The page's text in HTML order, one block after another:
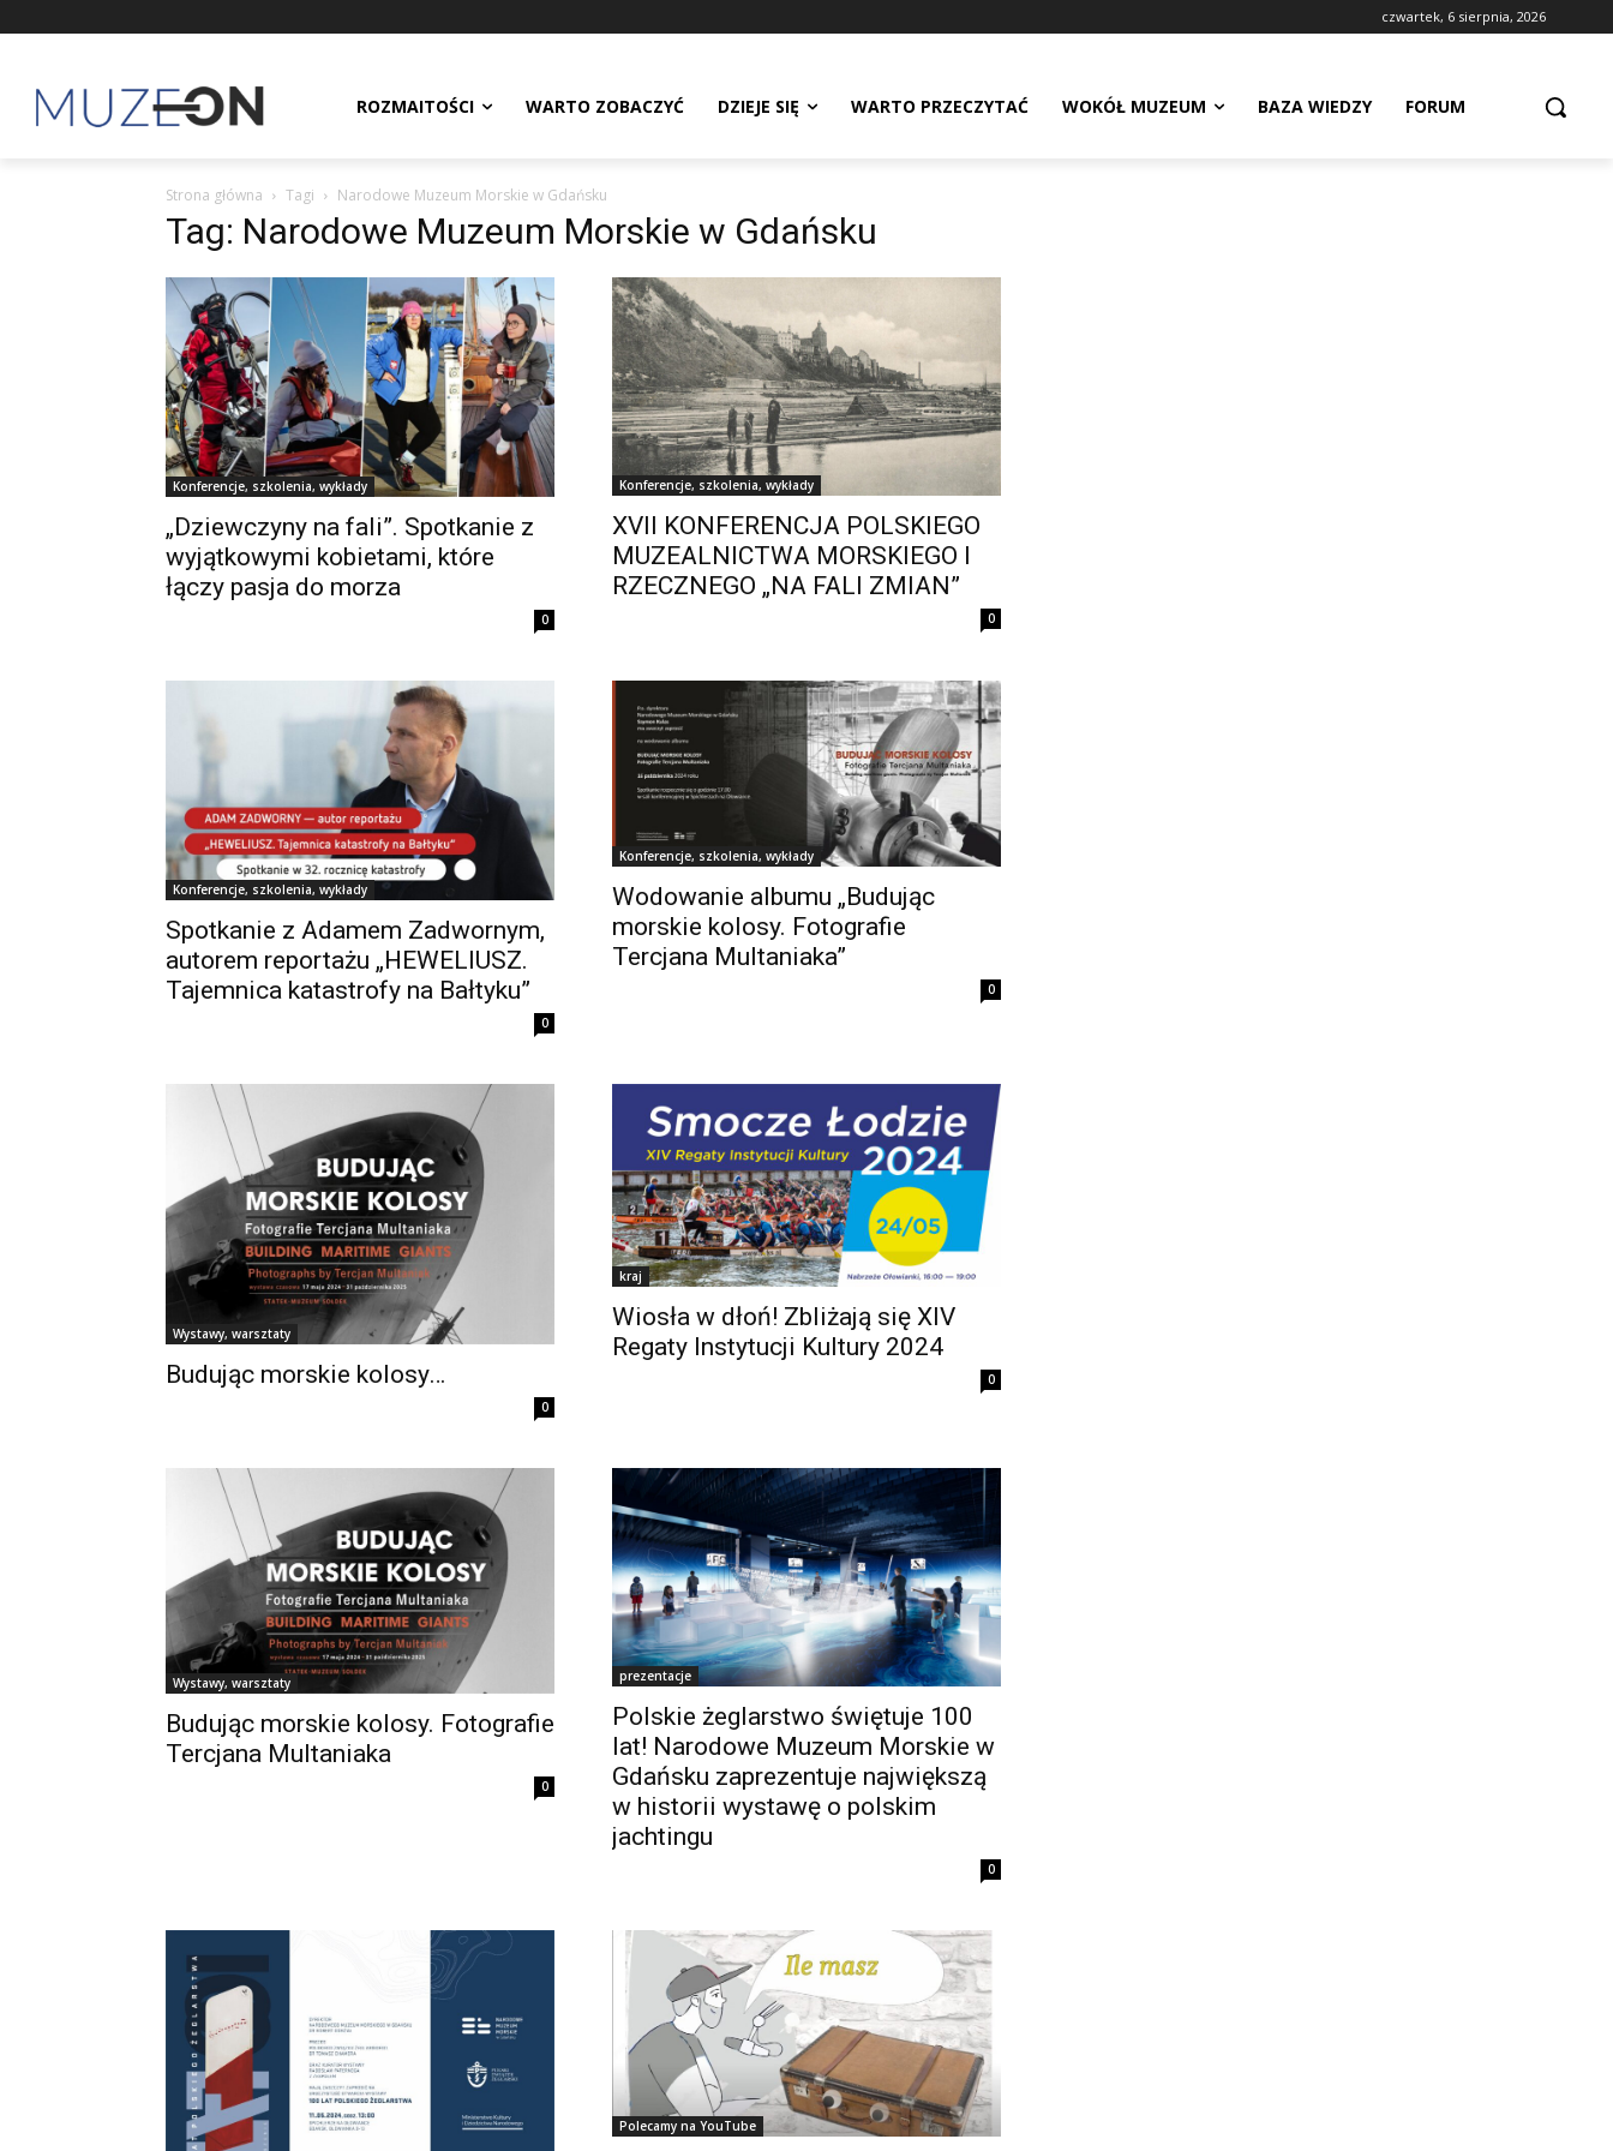
czwartek, 6 sierpnia, 2026
ROZMAITOŚCI WARTO ZOBACZYĆ DZIEJE SIĘ WARTO PRZECZYTAĆ WOKÓŁ MUZEUM BAZA WIEDZY FORUM
Strona główna Tagi Narodowe Muzeum Morskie w Gdańsku
Tag: Narodowe Muzeum Morskie w Gdańsku
Konferencje, szkolenia, wykłady
„Dziewczyny na fali”. Spotkanie z
wyjątkowymi kobietami, które
łączy pasja do morza
0
Konferencje, szkolenia, wykłady
XVII KONFERENCJA POLSKIEGO
MUZEALNICTWA MORSKIEGO I
RZECZNEGO „NA FALI ZMIAN”
0
Konferencje, szkolenia, wykłady
Spotkanie z Adamem Zadwornym,
autorem reportażu „HEWELIUSZ.
Tajemnica katastrofy na Bałtyku”
0
Konferencje, szkolenia, wykłady
Wodowanie albumu „Budując
morskie kolosy. Fotografie
Tercjana Multaniaka”
0
Wystawy, warsztaty
Budując morskie kolosy…
0
kraj
Wiosła w dłoń! Zbliżają się XIV
Regaty Instytucji Kultury 2024
0
Wystawy, warsztaty
Budując morskie kolosy. Fotografie
Tercjana Multaniaka
0
prezentacje
Polskie żeglarstwo świętuje 100
lat! Narodowe Muzeum Morskie w
Gdańsku zaprezentuje największą
w historii wystawę o polskim
jachtingu
0
Polecamy na YouTube